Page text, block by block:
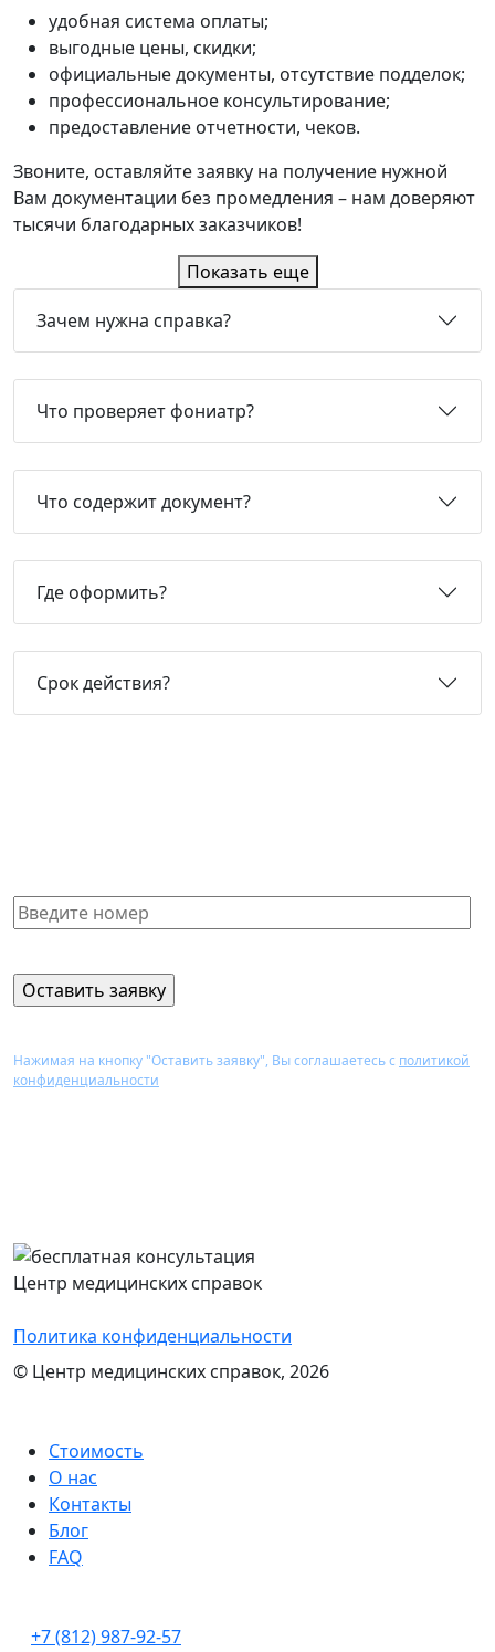
удобная система оплаты;
выгодные цены, скидки;
официальные документы, отсутствие подделок;
профессиональное консультирование;
предоставление отчетности, чеков.
Звоните, оставляйте заявку на получение нужной
Вам документации без промедления – нам доверяют
тысячи благодарных заказчиков!
Показать еще
Зачем нужна справка?
Что проверяет фониатр?
Что содержит документ?
Где оформить?
Срок действия?
Нажимая на кнопку "Оставить заявку", Вы соглашаетесь с политикой
конфиденциальности
Центр медицинских справок
Политика конфиденциальности
© Центр медицинских справок, 2026
Стоимость
О нас
Контакты
Блог
FAQ
+7 (812) 987-92-57